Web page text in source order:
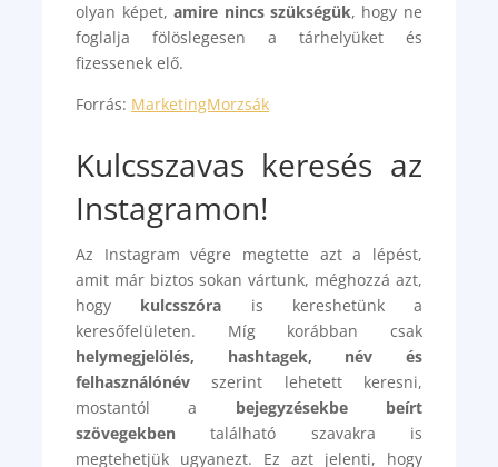
olyan képet,amire nincs szükségük, hogy ne
foglalja fölöslegesen a tárhelyüket és
fizessenek elő.
Forrás: MarketingMorzsák
Kulcsszavas keresés az
Instagramon!
Az Instagram végre megtette azt a lépést,
amit már biztos sokan vártunk, méghozzá azt,
hogy kulcsszóra is kereshetünk a
keresőfelületen. Míg korábban csak
helymegjelölés, hashtagek, név és
felhasználónév szerint lehetett keresni,
mostantól a bejegyzésekbe beírt
szövegekben található szavakra is
megtehetjük ugyanezt. Ez azt jelenti, hogy